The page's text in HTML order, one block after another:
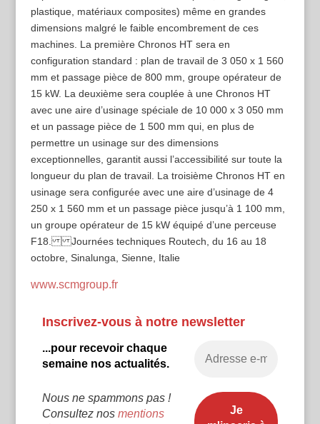
plastique, matériaux composites) même en grandes
dimensions malgré le faible encombrement de ces
machines. La première Chronos HT sera en
configuration standard : plan de travail de 3 050 x 1 560
mm et passage pièce de 800 mm, groupe opérateur de
15 kW. La deuxième sera couplée à une Chronos HT
avec une aire d’usinage spéciale de 10 000 x 3 050 mm
et un passage pièce de 1 500 mm qui, en plus de
permettre un usinage sur des dimensions
exceptionnelles, garantit aussi l’accessibilité sur toute la
longueur du plan de travail. La troisième Chronos HT en
usinage sera configurée avec une aire d’usinage de 4
250 x 1 560 mm et un passage pièce jusqu’à 1 100 mm,
un groupe opérateur de 15 kW équipé d’une perceuse
F18. Journées techniques Routech, du 16 au 18
octobre, Sinalunga, Sienne, Italie
www.scmgroup.fr
Inscrivez-vous à notre newsletter
...pour recevoir chaque
semaine nos actualités.
Nous ne spammons pas !
Consultez nos mentions